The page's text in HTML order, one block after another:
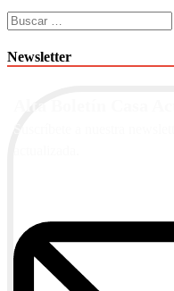
Buscar:
Newsletter